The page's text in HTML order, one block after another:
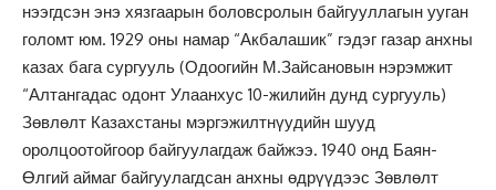
нээгдсэн энэ хязгаарын боловсролын байгууллагын ууган
голомт юм. 1929 оны намар “Акбалашик” гэдэг газар анхны
казах бага сургууль (Одоогийн М.Зайсановын нэрэмжит
“Алтангадас одонт Улаанхус 10-жилийн дунд сургууль)
Зөвлөлт Казахстаны мэргэжилтнүудийн шууд
оролцоотойгоор байгуулагдаж байжээ. 1940 онд Баян-
Өлгий аймаг байгуулагдсан анхны өдрүүдээс Зөвлөлт